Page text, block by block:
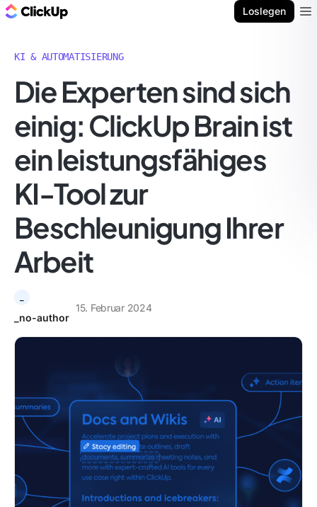
Loslegen
KI & AUTOMATISIERUNG
Die Experten sind sich
einig: ClickUp Brain ist
ein leistungsfähiges
KI-Tool zur
Beschleunigung Ihrer
Arbeit
_no-author
15. Februar 2024